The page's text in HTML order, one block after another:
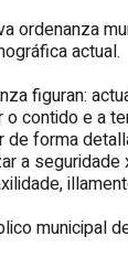
ordenanza
actual.
figuran:
contido e a
forma
seguridade
municipal